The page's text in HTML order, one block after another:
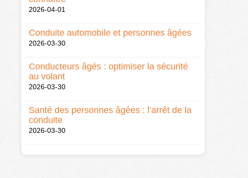
2026-04-01
Conduite automobile et personnes âgées
2026-03-30
Conducteurs âgés : optimiser la sécurité
au volant
2026-03-30
Santé des personnes âgées : l’arrêt de la
conduite
2026-03-30